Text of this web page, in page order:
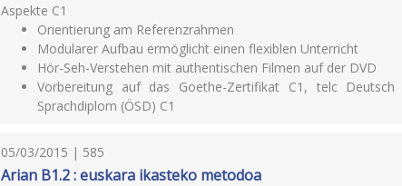
Aspekte C1
Orientierung am Referenzrahmen
Modularer Aufbau ermöglicht einen flexiblen Unterricht
Hör-Seh-Verstehen mit authentischen Filmen auf der DVD
Vorbereitung auf das Goethe-Zertifikat C1, telc Deutsch
Sprachdiplom (ÖSD) C1
05/03/2015 | 585
Arian B1.2 : euskara ikasteko metodoa